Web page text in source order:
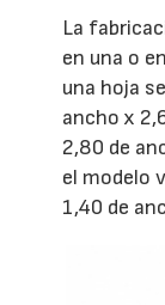
La
en una o
una hoja
ancho x
2,80 de
el modelo
1,40 de